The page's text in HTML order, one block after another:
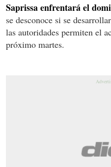
Saprissa enfrentará el
se desconoce si se
las autoridades permiten el
próximo martes.